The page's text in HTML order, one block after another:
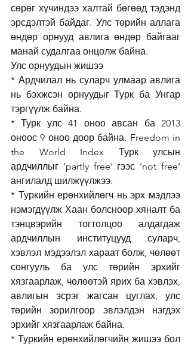
сөрөг хүчиндээ халтай бөгөөд тэдэнд
эрсдэлтэй байдаг. Улс төрийн аллага
өндөр орнууд авлига өндөр байгааг
манай судалгаа онцолж байна.
Улс орнуудын жишээ
* Ардчилал нь суларч улмаар авлига
нь бэхжсэн орнуудыг Турк ба Унгар
тэргүүлж байна.
* Турк улс 41 оноо авсан ба 2013
оноос 9 оноо доор байна. Freedom in
the World Index Турк улсын
ардчиллыг ‘partly free’ гээс ‘not free’
ангилалд шилжүүлжээ.
* Туркийн ерөнхийлөгч нь эрх мэдлээ
нэмэгдүүлж Хаан болсноор хяналт ба
тэнцвэрийн тогтолцоо алдагдаж
ардчиллын институцууд суларч,
хэвлэл мэдээлэл хараат болж, чөлөөт
сонгууль ба улс төрийн эрхийг
хязгаарлаж, чөлөөтэй ярих ба хэвлэх,
авлигын эсрэг жагсан цуглах, улс
төрийн зорилгоор эвлэлдэн нэгдэх
эрхийг хязгаарлаж байна.
* Туркийн ерөнхийлөгчийн жишээ бол